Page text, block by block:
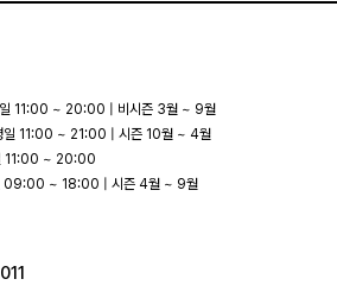
11:00 ~ 20:00 | 비시즌 3월 ~ 9월
일 11:00 ~ 21:00 | 시즌 10월 ~ 4월
11:00 ~ 20:00
09:00 ~ 18:00 | 시즌 4월 ~ 9월